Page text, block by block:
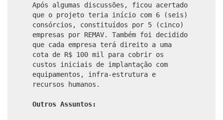
Após algumas discussões, ficou acertado
que o projeto teria início com 6 (seis)
consórcios, constituídos por 5 (cinco)
empresas por REMAV. Também foi decidido
que cada empresa terá direito a uma
cota de R$ 100 mil para cobrir os
custos iniciais de implantação com
equipamentos, infra-estrutura e
recursos humanos.
Outros Assuntos: